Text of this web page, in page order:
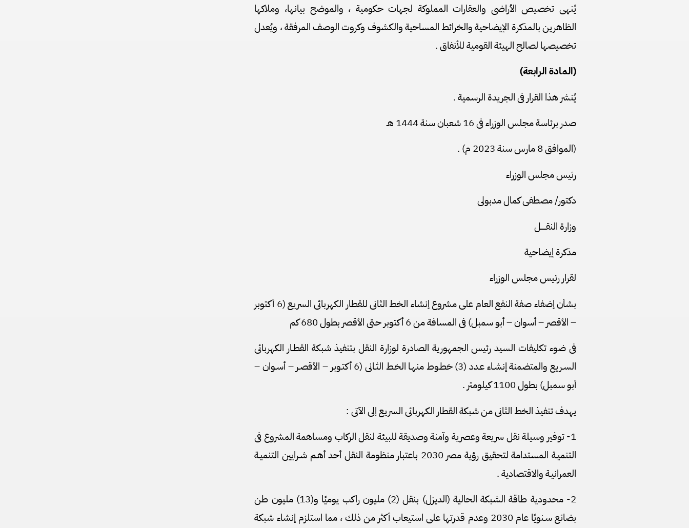
يُنهى تخصيص الأراضى والعقارات المملوكة لجهات حكومية ، والموضح بيانها، وملاكها
الظاهرين بالمذكرة الإيضاحية والخرائط المساحية والكشوف وكروت الوصف المرفقة ، ويُعدل
تخصيصها لصالح الهيئة القومية للأنفاق .
(المادة الرابعة)
يُنشر هذا القرار فى الجريدة الرسمية .
صدر برئاسة مجلس الوزراء فى 16 شعبان سنة 1444 هـ
(الموافق 8 مارس سنة 2023 م) .
رئيس مجلس الوزراء
دكتور/ مصطفى كمال مدبولى
وزارة النقـــــل
مذكرة إيضاحية
لقرار رئيس مجلس الوزراء
بشأن إضفاء صفة النفع العام على مشروع إنشاء الخط الثانى للقطار الكهربائى السريع (6 أكتوبر
– الأقصر – أسوان – أبو سمبل) فى المسافة من 6 أكتوبر حتى الأقصر بطول 680 كم
فى ضوء تكليفات السيد رئيس الجمهورية الصادرة لوزارة النقل بتنفيذ شبكة القطـار الكهربائى
السـريع والمتضمنة إنشـاء عـدد (3) خطـوط منهـا الخـط الثـانى (6 أكتـوبر – الأقصـر – أسـوان –
أبو سمبل) بطول 1100 كيلومتر .
يهدف تنفيذ الخط الثانى من شبكة القطار الكهربائى السريع إلى الآتى :
1- توفير وسيلة نقل سريعة وعصرية وآمنة وصديقة للبيئة لنقل الركاب ومساهمة المشروع فى
التنميـة المستدامة لتحقيق رؤية مصر 2030 باعتبار منظومة النقل أحد أهـم شـرايين التنميـة
العمرانيـة والاقتصادية .
2- محدودية طاقة الشبكة الحالية (الديزل) بنقل (2) مليون راكب يوميًا و(13) مليون طن
بضائع سـنويًا عام 2030 وعدم قدرتها على استيعاب أكثر من ذلك ، مما استلزم إنشاء شبكة